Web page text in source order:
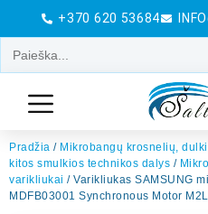
+370 620 53684
Pradžia / Mikrobangų krosnelių,
kitos smulkios technikos dalys /
varikliukai / Varikliukas SAMSUNG
MDFB03001 Synchronous Motor